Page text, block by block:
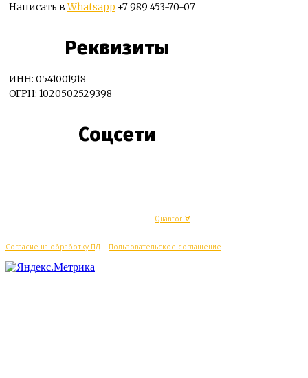
Написать вWhatsapp +7 989 453-70-07
Реквизиты
ИНН: 0541001918
ОГРН: 1020502529398
Соцсети
Quantor-∀
Согласие на обработку ПД Пользовательское соглашение